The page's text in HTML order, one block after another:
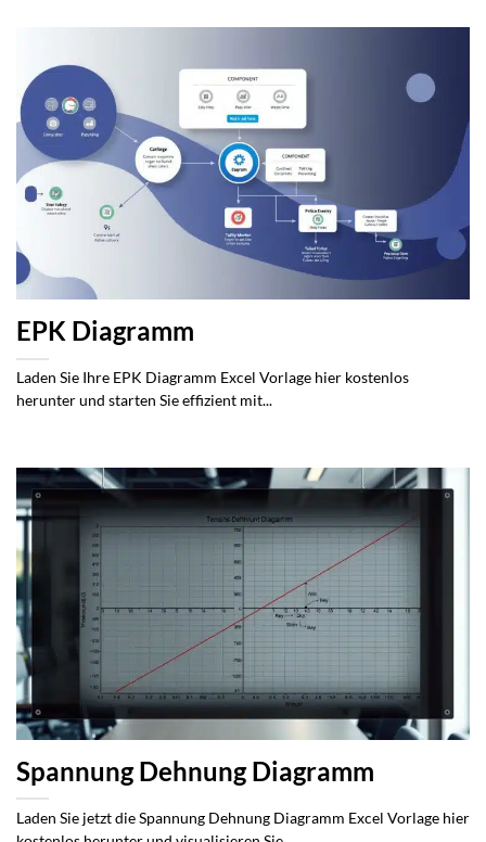
EPK Diagramm
Laden Sie Ihre EPK Diagramm Excel Vorlage hier kostenlos
herunter und starten Sie effizient mit...
Spannung Dehnung Diagramm
Laden Sie jetzt die Spannung Dehnung Diagramm Excel Vorlage hier